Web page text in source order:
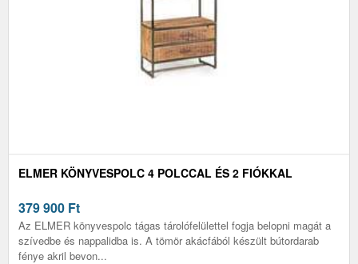
ELMER KÖNYVESPOLC 4 POLCCAL ÉS 2 FIÓKKAL
379 900 Ft
Az ELMER könyvespolc tágas tárolófelülettel fogja belopni magát a
szívedbe és nappalidba is. A tömör akácfából készült bútordarab
fénye akril bevon...